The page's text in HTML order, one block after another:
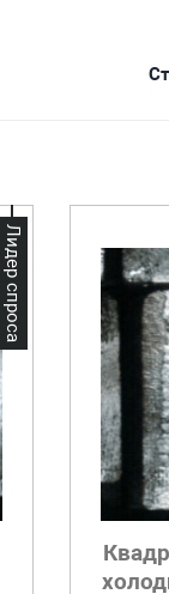
Лидер спроса